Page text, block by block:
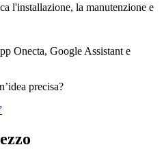
l'installazione, la manutenzione e
Onecta, Google Assistant e
precisa?